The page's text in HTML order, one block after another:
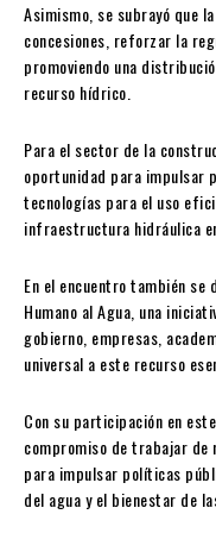
Asimismo, se subrayó que
concesiones, reforzar la
promoviendo una
recurso hídrico.
Para el sector de la
oportunidad para impulsar
tecnologías para el uso
infraestructura hidráulica
En el encuentro también se
Humano al Agua, una
gobierno, empresas,
universal a este recurso
Con su participación en
compromiso de trabajar
para impulsar políticas
del agua y el bienestar de